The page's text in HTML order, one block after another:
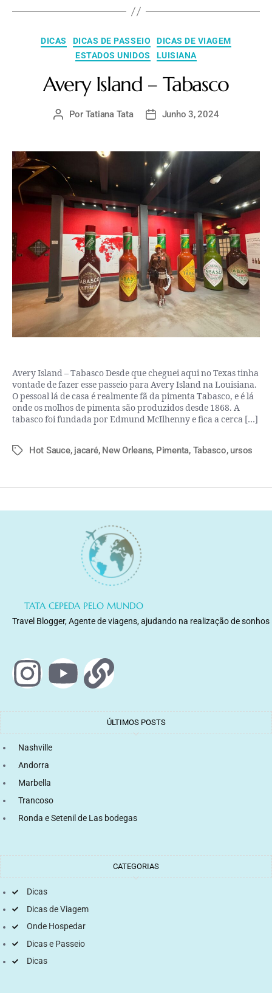
DICAS DICAS DE PASSEIO
DICAS DE VIAGEM
ESTADOS UNIDOS
LUISIANA
Avery Island – Tabasco
Por Tatiana Tata Junho 3, 2024
Avery Island – Tabasco Desde que cheguei aqui no Texas tinha
vontade de fazer esse passeio para Avery Island na Louisiana.
O pessoal lá de casa é realmente fã da pimenta Tabasco, e é lá
onde os molhos de pimenta são produzidos desde 1868. A
tabasco foi fundada por Edmund McIlhenny e fica a cerca […]
Hot Sauce, jacaré, New Orleans, Pimenta, Tabasco, ursos
TATA CEPEDA PELO MUNDO
Travel Blogger, Agente de viagens, ajudando na realização de sonhos
ÚLTIMOS POSTS
Nashville
Andorra
Marbella
Trancoso
Ronda e Setenil de Las bodegas
CATEGORIAS
Dicas
Dicas de Viagem
Onde Hospedar
Dicas e Passeio
Dicas